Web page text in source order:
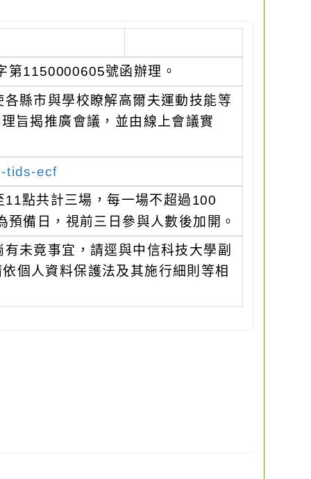
第1150000605號函辦理。
縣市與學校瞭解高爾夫運動技能等
旨揭推廣會議，並由線上會議實
tids-ecf
點共計三場，每一場不超過100
備日，視前三日參與人數後加開。
未竟事宜，請逕與中信科技大學副
個人資料保護法及其施行細則等相